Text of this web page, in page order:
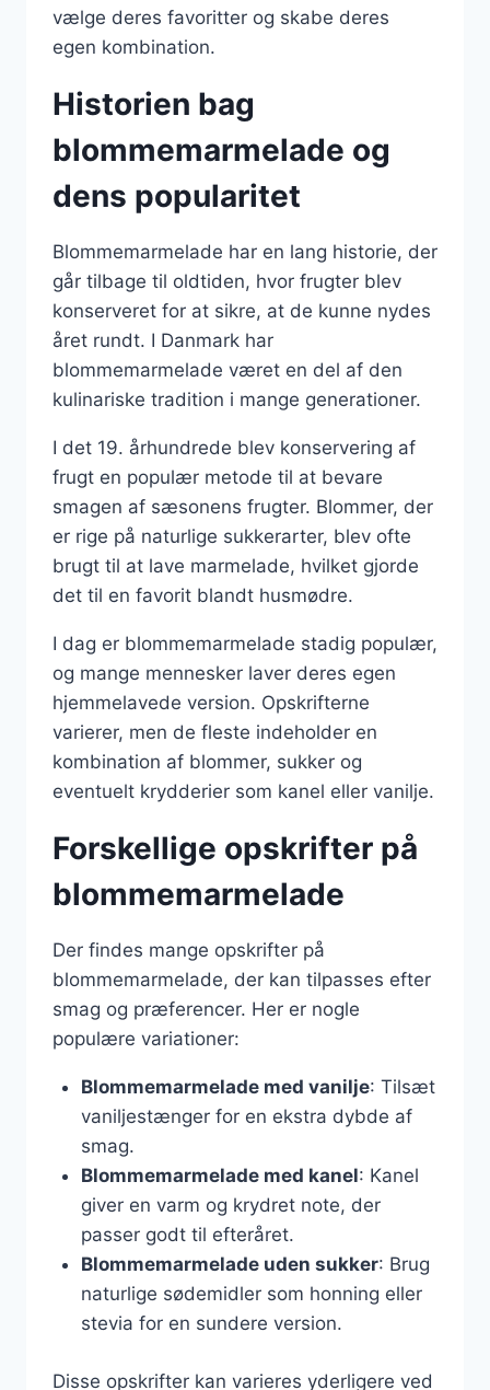
vælge deres favoritter og skabe deres
egen kombination.
Historien bag
blommemarmelade og
dens popularitet
Blommemarmelade har en lang historie, der
går tilbage til oldtiden, hvor frugter blev
konserveret for at sikre, at de kunne nydes
året rundt. I Danmark har
blommemarmelade været en del af den
kulinariske tradition i mange generationer.
I det 19. århundrede blev konservering af
frugt en populær metode til at bevare
smagen af sæsonens frugter. Blommer, der
er rige på naturlige sukkerarter, blev ofte
brugt til at lave marmelade, hvilket gjorde
det til en favorit blandt husmødre.
I dag er blommemarmelade stadig populær,
og mange mennesker laver deres egen
hjemmelavede version. Opskrifterne
varierer, men de fleste indeholder en
kombination af blommer, sukker og
eventuelt krydderier som kanel eller vanilje.
Forskellige opskrifter på
blommemarmelade
Der findes mange opskrifter på
blommemarmelade, der kan tilpasses efter
smag og præferencer. Her er nogle
populære variationer:
Blommemarmelade med vanilje: Tilsæt
vaniljestænger for en ekstra dybde af
smag.
Blommemarmelade med kanel: Kanel
giver en varm og krydret note, der
passer godt til efteråret.
Blommemarmelade uden sukker: Brug
naturlige sødemidler som honning eller
stevia for en sundere version.
Disse opskrifter kan varieres yderligere ved